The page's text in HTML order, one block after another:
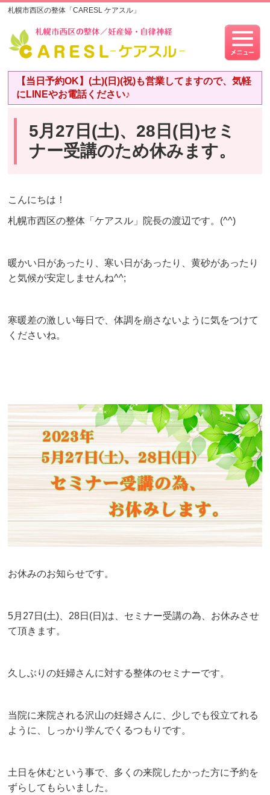
札幌市西区の整体「CARESL ケアスル」
【当日予約OK】(土)(日)(祝)も営業してますので、気軽
にLINEやお電話ください♪
5月27日(土)、28日(日)セミ
ナー受講のため休みます。
こんにちは！
札幌市西区の整体「ケアスル」院長の渡辺です。(^^)
暖かい日があったり、寒い日があったり、黄砂があったり
と気候が安定しませんね^^;
寒暖差の激しい毎日で、体調を崩さないように気をつけて
くださいね。
お休みのお知らせです。
5月27日(土)、28日(日)は、セミナー受講の為、お休みさせ
て頂きます。
久しぶりの妊婦さんに対する整体のセミナーです。
当院に来院される沢山の妊婦さんに、少しでも役立てれる
ように、しっかり学んでくるつもりです。
土日を休むという事で、多くの来院したかった方に予約を
ずらしてもらいました。